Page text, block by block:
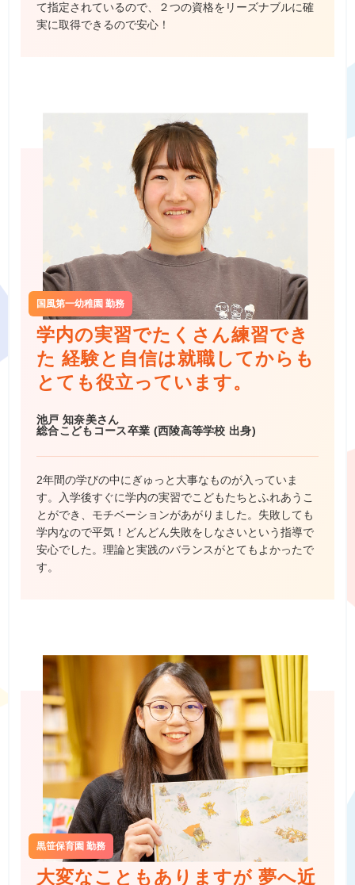
て指定されているので、２つの資格をリーズナブルに確
実に取得できるので安心！
国風第一幼稚園 勤務
学内の実習でたくさん練習でき
た経験と自信は就職してからも
とても役立っています。
池戸 知奈美さん
総合こどもコース卒業 (西陵高等学校 出身)
2年間の学びの中にぎゅっと大事なものが入っていま
す。入学後すぐに学内の実習でこどもたちとふれあうこ
とができ、モチベーションがあがりました。失敗しても
学内なので平気！どんどん失敗をしなさいという指導で
安心でした。理論と実践のバランスがとてもよかったで
す。
黒笹保育園 勤務
大変なこともありますが夢へ近